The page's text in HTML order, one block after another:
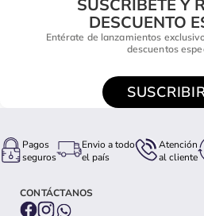
SUSCRÍBETE Y
DESCUENTO
Entérate de lanzamientos
descuentos
Pagos
seguros
Envio a todo
el país
Atención
al cliente
CONTÁCTANOS